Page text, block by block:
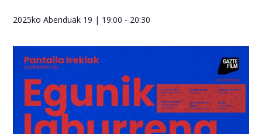
2025ko Abenduak 19 | 19:00 - 20:30